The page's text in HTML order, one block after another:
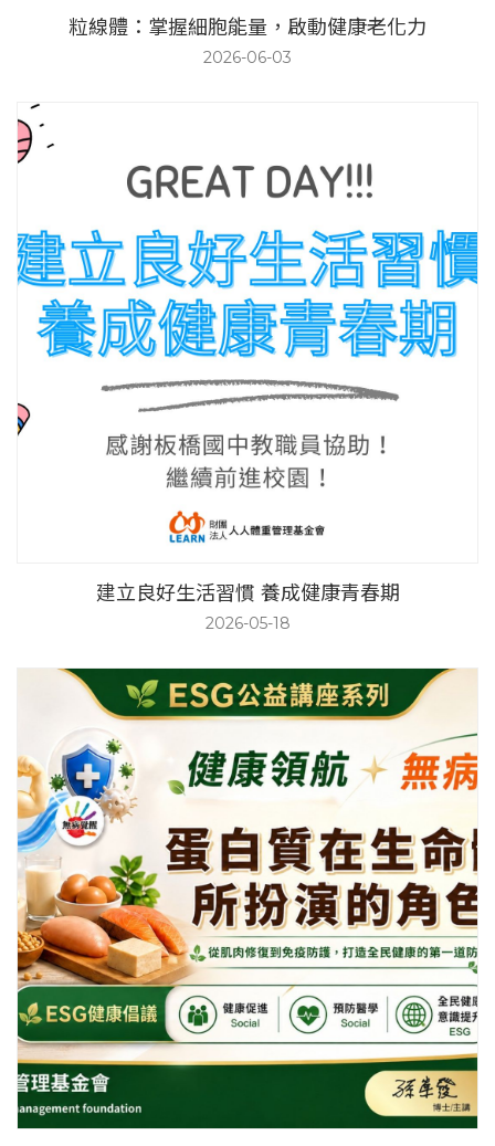
粒線體：掌握細胞能量，啟動健康老化力
2026-06-03
建立良好生活習慣 養成健康青春期
2026-05-18